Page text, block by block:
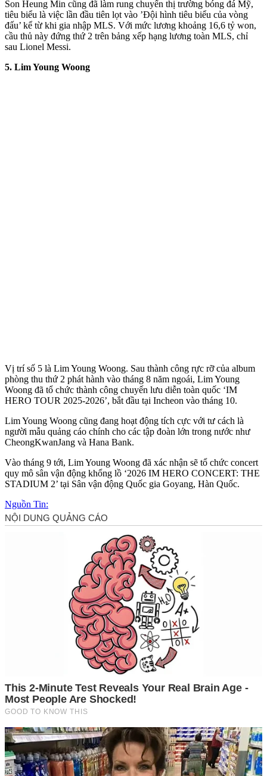
Son Heung Min cũng đã làm rung chuyển thị trường bóng đá Mỹ,
tiêu biểu là việc lần đầu tiên lọt vào ’Đội hình tiêu biểu của vòng
đấu’ kể từ khi gia nhập MLS. Với mức lương khoảng 16,6 tỷ won,
cầu thủ này đứng thứ 2 trên bảng xếp hạng lương toàn MLS, chỉ
sau Lionel Messi.
5. Lim Young Woong
Vị trí số 5 là Lim Young Woong. Sau thành công rực rỡ của album
phòng thu thứ 2 phát hành vào tháng 8 năm ngoái, Lim Young
Woong đã tổ chức thành công chuyến lưu diễn toàn quốc ‘IM
HERO TOUR 2025-2026’, bắt đầu tại Incheon vào tháng 10.
Lim Young Woong cũng đang hoạt động tích cực với tư cách là
người mẫu quảng cáo chính cho các tập đoàn lớn trong nước như
CheongKwanJang và Hana Bank.
Vào tháng 9 tới, Lim Young Woong đã xác nhận sẽ tổ chức concert
quy mô sân vận động khổng lồ ‘2026 IM HERO CONCERT: THE
STADIUM 2’ tại Sân vận động Quốc gia Goyang, Hàn Quốc.
Nguồn Tin: